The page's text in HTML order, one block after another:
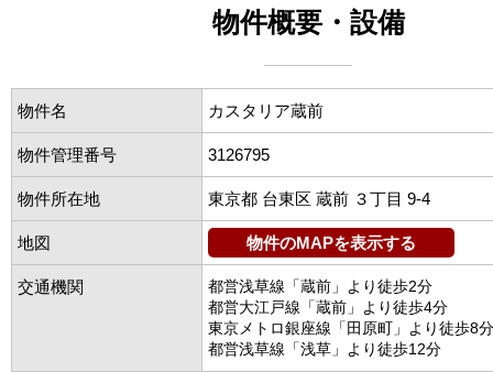
物件概要・設備
物件名 カスタリア蔵前
物件管理番号 3126795
物件所在地 東京都 台東区 蔵前 ３丁目 9-4
地図 物件のMAPを表示する
交通機関
都営浅草線「蔵前」より徒歩2分
都営大江戸線「蔵前」より徒歩4分
東京メトロ銀座線「田原町」より徒歩8分
都営浅草線「浅草」より徒歩12分